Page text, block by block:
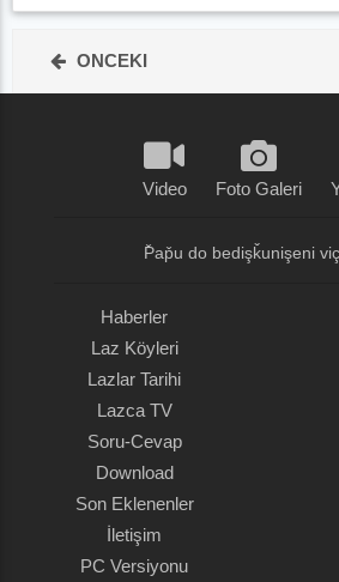
ONCEKI
Video Foto Galeri
P̌ap̌u do bedişǩunişeni
Haberler
Laz Köyleri
Lazlar Tarihi
Lazca TV
Soru-Cevap
Download
Son Eklenenler
İletişim
PC Versiyonu